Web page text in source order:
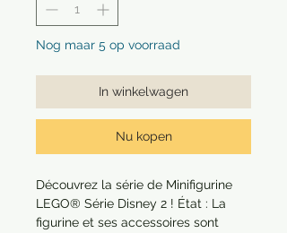
Nog maar 5 op voorraad
In winkelwagen
Nu kopen
Découvrez la série de Minifigurine
LEGO® Série Disney 2 ! État : La
figurine et ses accessoires sont